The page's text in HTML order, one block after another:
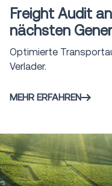
Freight Audit
nächsten
Optimierte
Verlader.
MEHR ERFAHREN